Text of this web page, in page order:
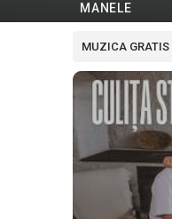
MANELE
MUZICA GRATIS